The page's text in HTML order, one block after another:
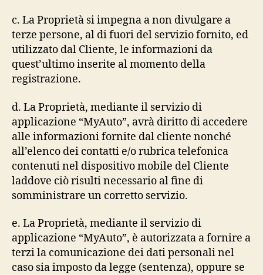
c. La Proprietà si impegna a non divulgare a
terze persone, al di fuori del servizio fornito, ed
utilizzato dal Cliente, le informazioni da
quest’ultimo inserite al momento della
registrazione.
d. La Proprietà, mediante il servizio di
applicazione “MyAuto”, avrà diritto di accedere
alle informazioni fornite dal cliente nonché
all’elenco dei contatti e/o rubrica telefonica
contenuti nel dispositivo mobile del Cliente
laddove ciò risulti necessario al fine di
somministrare un corretto servizio.
e. La Proprietà, mediante il servizio di
applicazione “MyAuto”, è autorizzata a fornire a
terzi la comunicazione dei dati personali nel
caso sia imposto da legge (sentenza), oppure se